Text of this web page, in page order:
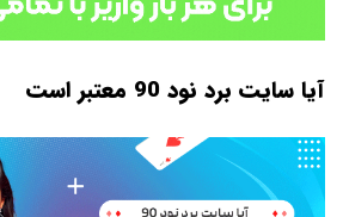
آیا سایت برد نود 90 معتبر است